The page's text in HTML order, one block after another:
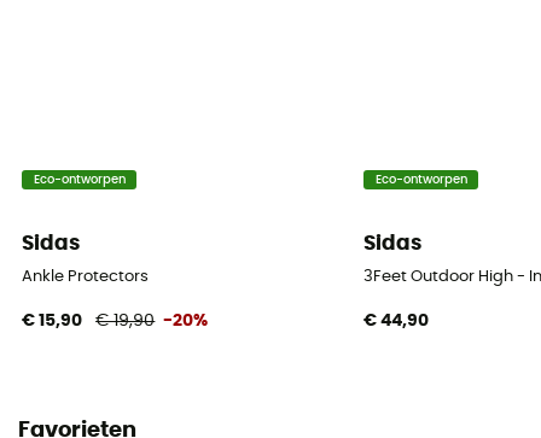
Eco-ontworpen
Sidas
Ankle Protectors
€ 15,90 € 19,90 -20%
Eco-ontworpen
Sidas
3Feet Outdoor High -
€ 44,90
Favorieten